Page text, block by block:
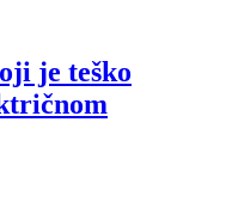
je teško